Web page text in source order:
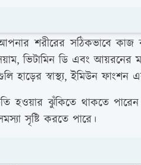
আপনার শরীরের সঠিকভাবে
ভিটামিন ডি এবং
হাড়ের স্বাস্থ্য, ইমিউন ফাংশন
হওয়ার ঝুঁকিতে থাকতে
সৃষ্টি করতে পারে।